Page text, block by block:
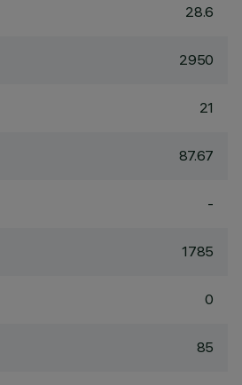
28.6
2950
21
87.67
-
1785
0
85